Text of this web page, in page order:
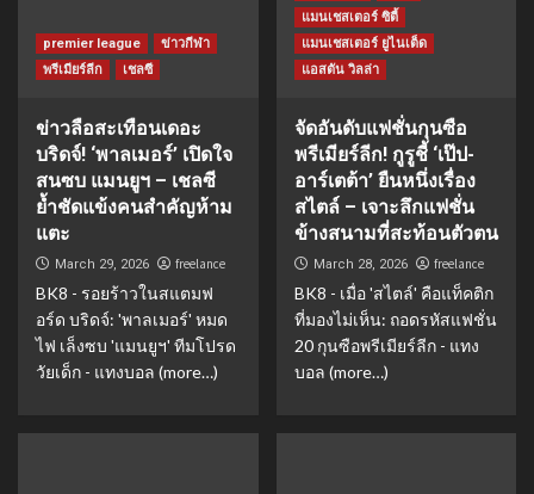
premier league
ข่าวกีฬา
พรีเมียร์ลีก
เชลซี
ข่าวลือสะเทือนเดอะ
บริดจ์! ‘พาลเมอร์’ เปิดใจ
สนซบ แมนยูฯ – เชลซี
ย้ำชัดแข้งคนสำคัญห้าม
แตะ
March 29, 2026 freelance
BK8 - รอยร้าวในสแตมฟ
อร์ด บริดจ์: 'พาลเมอร์' หมด
ไฟ เล็งซบ 'แมนยูฯ' ทีมโปรด
วัยเด็ก - แทงบอล (more…)
แมนเชสเตอร์ ซิตี้
แมนเชสเตอร์ ยูไนเต็ด
แอสตัน วิลล่า
จัดอันดับแฟชั่นกุนซือ
พรีเมียร์ลีก! กูรูชี้ ‘เป๊ป-
อาร์เตต้า’ ยืนหนึ่งเรื่อง
สไตล์ – เจาะลึกแฟชั่น
ข้างสนามที่สะท้อนตัวตน
March 28, 2026 freelance
BK8 - เมื่อ 'สไตล์' คือแท็คติก
ที่มองไม่เห็น: ถอดรหัสแฟชั่น
20 กุนซือพรีเมียร์ลีก - แทง
บอล (more…)